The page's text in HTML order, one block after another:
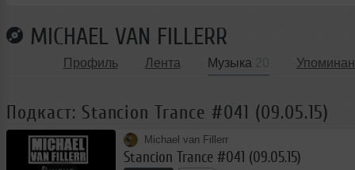
MICHAEL VAN FILLERR
Профиль Лента Музыка
Подкаст: Stancion Trance #041 (09.05.15)
Michael van Fillerr
Stancion Trance #041 (09.05.15)